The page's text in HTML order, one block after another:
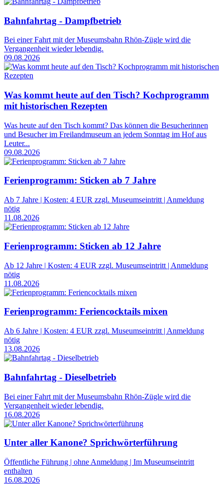
Bahnfahrtag - Dampfbetrieb
Bei einer Fahrt mit der Museumsbahn Rhön-Zügle wird die
Vergangenheit wieder lebendig.
09.08.2026
Was kommt heute auf den Tisch? Kochprogramm
mit historischen Rezepten
Was heute auf den Tisch kommt? Das können die Besucherinnen
und Besucher im Freilandmuseum an jedem Sonntag im Hof aus
Leuter...
09.08.2026
Ferienprogramm: Sticken ab 7 Jahre
Ab 7 Jahre | Kosten: 4 EUR zzgl. Museumseintritt | Anmeldung
nötig
11.08.2026
Ferienprogramm: Sticken ab 12 Jahre
Ab 12 Jahre | Kosten: 4 EUR zzgl. Museumseintritt | Anmeldung
nötig
11.08.2026
Ferienprogramm: Feriencocktails mixen
Ab 6 Jahre | Kosten: 4 EUR zzgl. Museumseintritt | Anmeldung
nötig
13.08.2026
Bahnfahrtag - Dieselbetrieb
Bei einer Fahrt mit der Museumsbahn Rhön-Zügle wird die
Vergangenheit wieder lebendig.
16.08.2026
Unter aller Kanone? Sprichwörterführung
Öffentliche Führung | ohne Anmeldung | Im Museumseintritt
enthalten
16.08.2026